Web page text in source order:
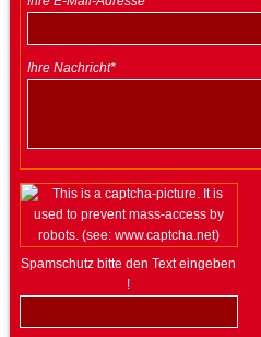
Ihre Nachricht*
Spamschutz bitte den Text eingeben
!